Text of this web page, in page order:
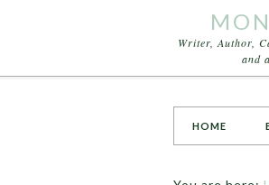
Writer, Author,
and
HOME